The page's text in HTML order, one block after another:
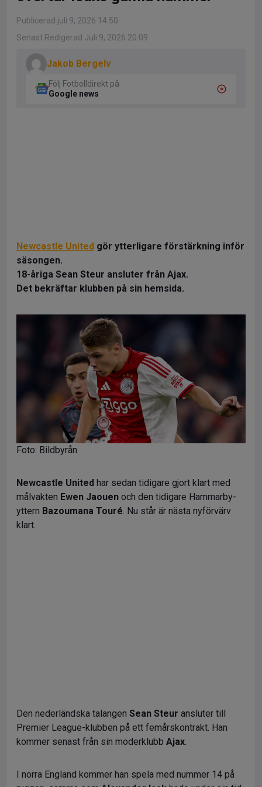
Publicerad juli 9, 2026 14:50
Senast Redigerad Juli 9, 2026 20:09
Jakob Bergelv
Följ Fotbolldirekt på
Google news
Newcastle United gör ytterligare förstärkning inför
säsongen.
18-åriga Sean Steur ansluter från Ajax.
Det bekräftar klubben på sin hemsida.
Foto: Bildbyrån
Newcastle United har sedan tidigare gjort klart med
målvakten Ewen Jaouen och den tidigare Hammarby-
yttern Bazoumana Touré. Nu står är nästa nyförvärv
klart.
Den nederländska talangen Sean Steur ansluter till
Premier League-klubben på ett femårskontrakt. Han
kommer senast från sin moderklubb Ajax.
I norra England kommer han spela med nummer 14 på